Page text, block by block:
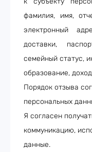
фамилия, имя,
электронный
доставки,
семейный статус,
образование,
Порядок отзыва
персональных
Я согласен
коммуникацию,
данные.